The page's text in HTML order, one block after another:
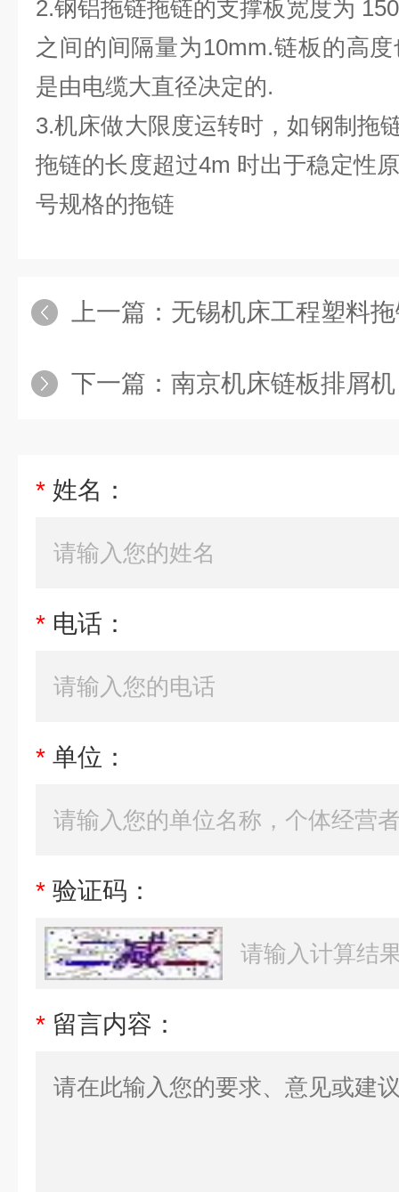
2.钢铝拖链拖链的支撑板宽度为
之间的间隔量为10mm.链板的高
是由电缆大直径决定的.
3.机床做大限度运转时，如钢制拖
拖链的长度超过4m 时出于稳定性
号规格的拖链
上一篇： 无锡机床工程塑料
下一篇： 南京机床链板排屑机
* 姓名：
* 电话：
* 单位：
* 验证码：
* 留言内容：